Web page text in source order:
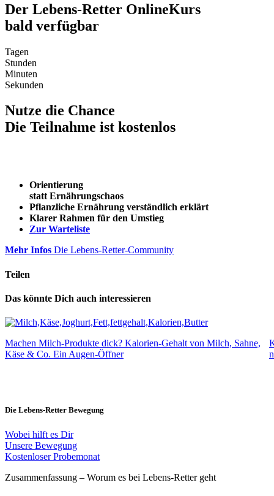
Der Lebens-Retter OnlineKurs
bald verfügbar
Tagen
Stunden
Minuten
Sekunden
Nutze die Chance
Die Teilnahme ist kostenlos
Orientierung
statt Ernährungschaos
Pflanzliche Ernährung verständlich erklärt
Klarer Rahmen für den Umstieg
Zur Warteliste
Mehr Infos Die Lebens-Retter-Community
Teilen
Das könnte Dich auch interessieren
Machen Milch-Produkte dick? Kalorien-Gehalt von Milch, Sahne,
Käse & Co. Ein Augen-Öffner
Die Lebens-Retter Bewegung
Wobei hilft es Dir
Unsere Bewegung
Kostenloser Probemonat
Zusammenfassung – Worum es bei Lebens-Retter geht